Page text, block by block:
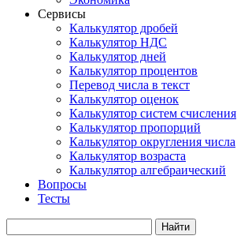
Сервисы
Калькулятор дробей
Калькулятор НДС
Калькулятор дней
Калькулятор процентов
Перевод числа в текст
Калькулятор оценок
Калькулятор систем счисления
Калькулятор пропорций
Калькулятор округления числа
Калькулятор возраста
Калькулятор алгебраический
Вопросы
Тесты
Найти